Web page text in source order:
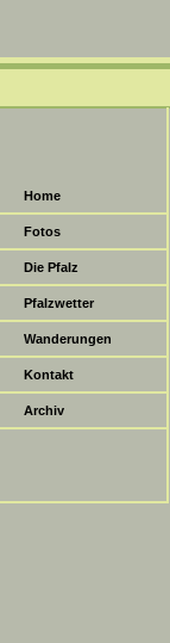
Home
Fotos
Die Pfalz
Pfalzwetter
Wanderungen
Kontakt
Archiv